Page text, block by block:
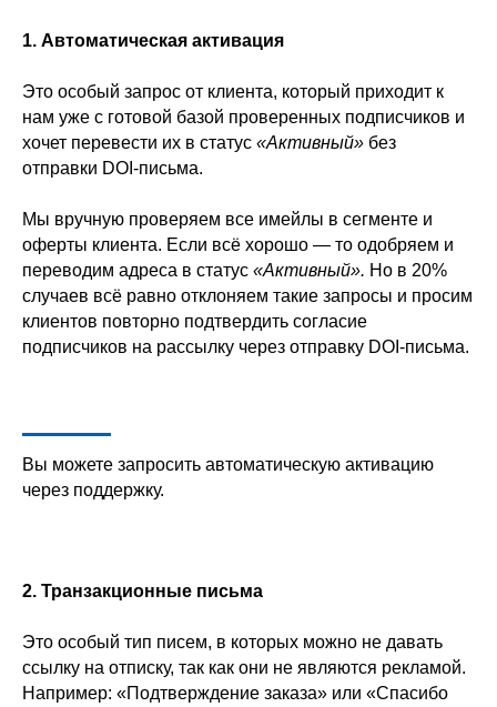
1. Автоматическая активация
Это особый запрос от клиента, который приходит к
нам уже с готовой базой проверенных подписчиков и
хочет перевести их в статус «Активный» без
отправки DOI-письма.
Мы вручную проверяем все имейлы в сегменте и
оферты клиента. Если всё хорошо — то одобряем и
переводим адреса в статус «Активный». Но в 20%
случаев всё равно отклоняем такие запросы и просим
клиентов повторно подтвердить согласие
подписчиков на рассылку через отправку DOI-письма.
Вы можете запросить автоматическую активацию
через поддержку.
2. Транзакционные письма
Это особый тип писем, в которых можно не давать
ссылку на отписку, так как они не являются рекламой.
Например: «Подтверждение заказа» или «Спасибо